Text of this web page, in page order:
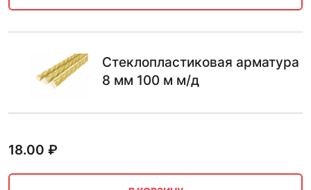
Стеклопластиковая арматура
8 мм 100 м м/д
18.00 ₽